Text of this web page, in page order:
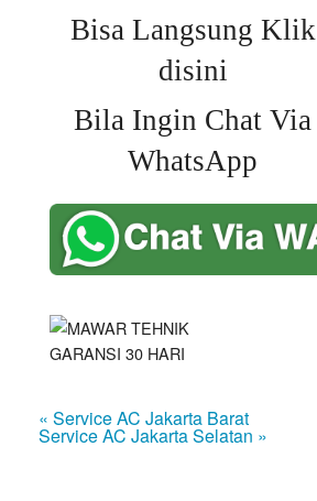
Bisa Langsung Klik
disini
Bila Ingin Chat Via
WhatsApp
« Service AC Jakarta Barat
Service AC Jakarta Selatan »